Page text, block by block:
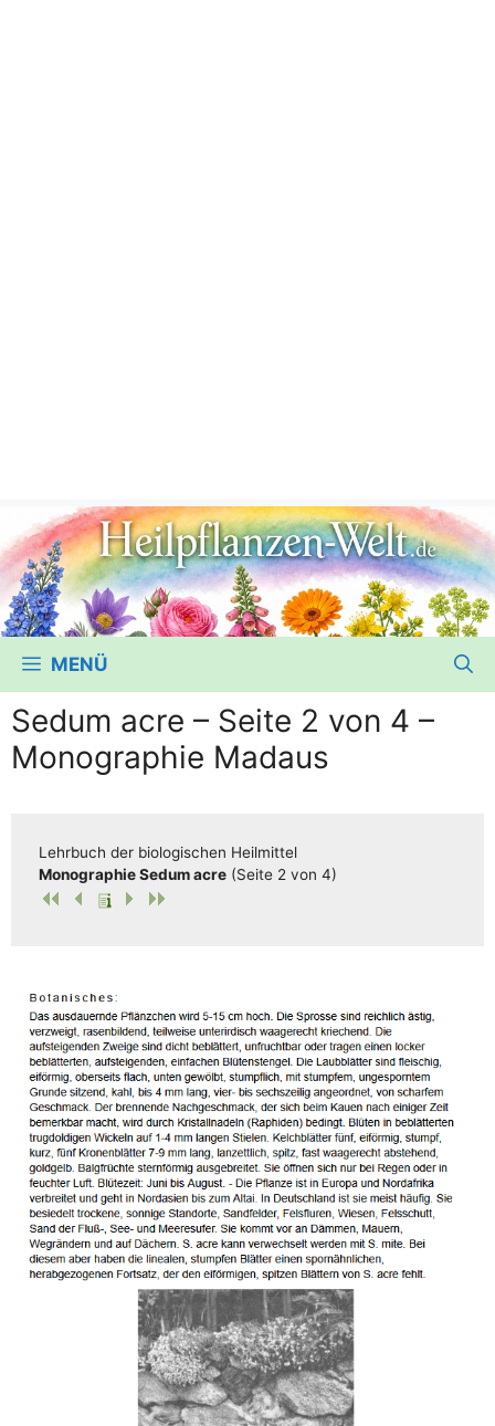
MENÜ
Sedum acre – Seite 2 von 4 –
Monographie Madaus
Lehr­buch der bio­lo­gi­schen Heilmittel
Mono­gra­phie Sedum acre (Sei­te 2 von 4)